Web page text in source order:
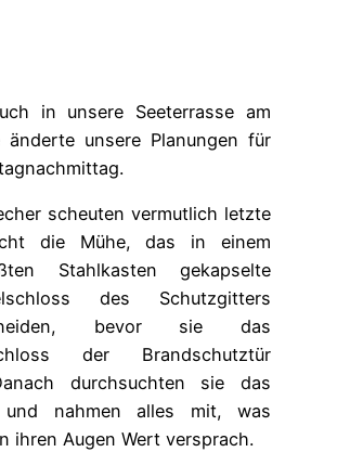
in unsere Seeterrasse am
änderte unsere Planungen für
scheuten vermutlich letzte
die Mühe, das in einem
Stahlkasten gekapselte
des Schutzgitters
bevor sie das
der Brandschutztür
durchsuchten sie das
und nahmen alles mit, was
ihren Augen Wert versprach.